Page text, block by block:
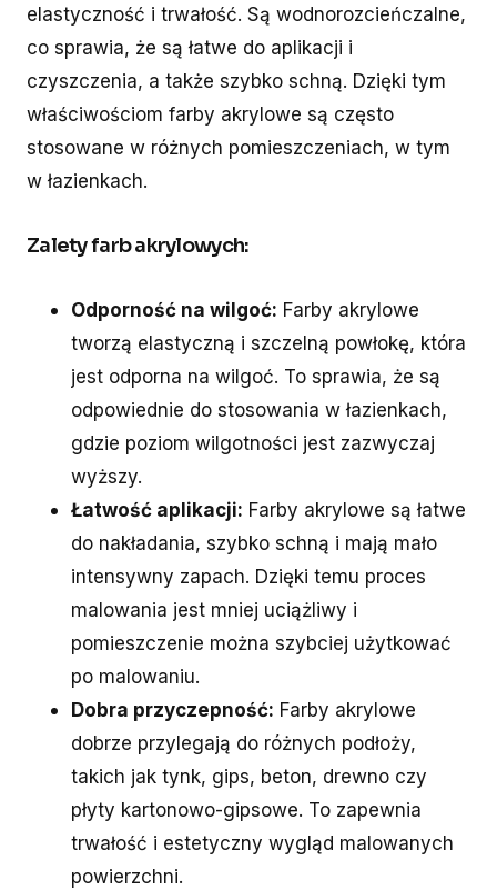
elastyczność i trwałość. Są wodnorozcieńczalne,
co sprawia, że są łatwe do aplikacji i
czyszczenia, a także szybko schną. Dzięki tym
właściwościom farby akrylowe są często
stosowane w różnych pomieszczeniach, w tym
w łazienkach.
Zalety farb akrylowych:
Odporność na wilgoć: Farby akrylowe
tworzą elastyczną i szczelną powłokę, która
jest odporna na wilgoć. To sprawia, że są
odpowiednie do stosowania w łazienkach,
gdzie poziom wilgotności jest zazwyczaj
wyższy.
Łatwość aplikacji: Farby akrylowe są łatwe
do nakładania, szybko schną i mają mało
intensywny zapach. Dzięki temu proces
malowania jest mniej uciążliwy i
pomieszczenie można szybciej użytkować
po malowaniu.
Dobra przyczepność: Farby akrylowe
dobrze przylegają do różnych podłoży,
takich jak tynk, gips, beton, drewno czy
płyty kartonowo-gipsowe. To zapewnia
trwałość i estetyczny wygląd malowanych
powierzchni.